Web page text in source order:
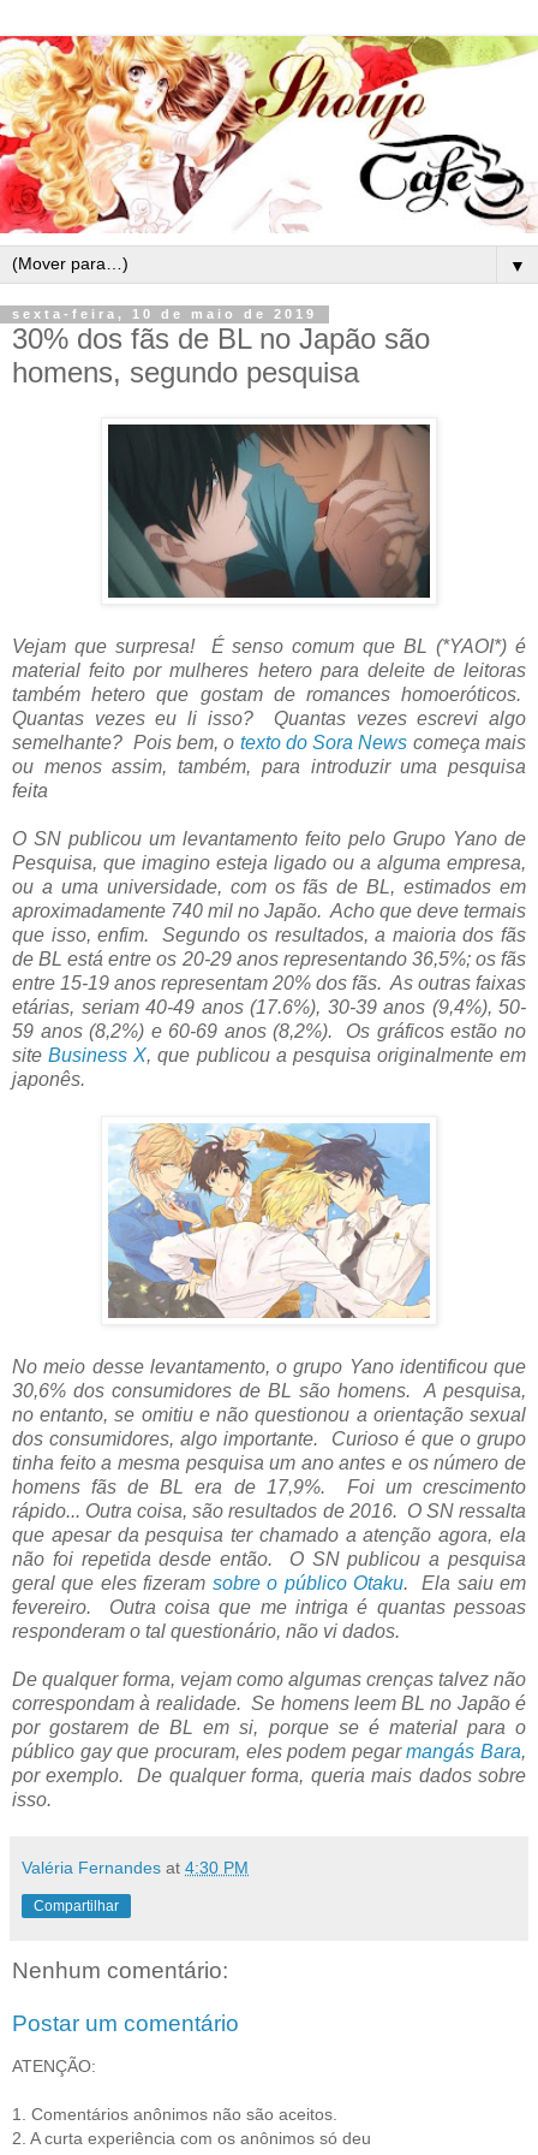
▼
sexta-feira, 10 de maio de 2019
30% dos fãs de BL no Japão são
homens, segundo pesquisa
Vejam que surpresa! É senso comum que BL (*YAOI*) é
material feito por mulheres hetero para deleite de leitoras
também hetero que gostam de romances homoeróticos.
Quantas vezes eu li isso? Quantas vezes escrevi algo
semelhante? Pois bem, o texto do Sora News começa mais
ou menos assim, também, para introduzir uma pesquisa
feita
O SN publicou um levantamento feito pelo Grupo Yano de
Pesquisa, que imagino esteja ligado ou a alguma empresa,
ou a uma universidade, com os fãs de BL, estimados em
aproximadamente 740 mil no Japão. Acho que deve termais
que isso, enfim. Segundo os resultados, a maioria dos fãs
de BL está entre os 20-29 anos representando 36,5%; os fãs
entre 15-19 anos representam 20% dos fãs. As outras faixas
etárias, seriam 40-49 anos (17.6%), 30-39 anos (9,4%), 50-
59 anos (8,2%) e 60-69 anos (8,2%). Os gráficos estão no
siteBusiness X, que publicou a pesquisa originalmente em
japonês.
No meio desse levantamento, o grupo Yano identificou que
30,6% dos consumidores de BL são homens. A pesquisa,
no entanto, se omitiu e não questionou a orientação sexual
dos consumidores, algo importante. Curioso é que o grupo
tinha feito a mesma pesquisa um ano antes e os número de
homens fãs de BL era de 17,9%. Foi um crescimento
rápido... Outra coisa, são resultados de 2016. O SN ressalta
que apesar da pesquisa ter chamado a atenção agora, ela
não foi repetida desde então. O SN publicou a pesquisa
geral que eles fizeram sobre o público Otaku. Ela saiu em
fevereiro. Outra coisa que me intriga é quantas pessoas
responderam o tal questionário, não vi dados.
De qualquer forma, vejam como algumas crenças talvez não
correspondam à realidade. Se homens leem BL no Japão é
por gostarem de BL em si, porque se é material para o
público gay que procuram, eles podem pegarmangás Bara,
por exemplo. De qualquer forma, queria mais dados sobre
isso.
Valéria Fernandes at 4:30 PM
Compartilhar
Nenhum comentário:
Postar um comentário
ATENÇÃO:
1. Comentários anônimos não são aceitos.
2. A curta experiência com os anônimos só deu